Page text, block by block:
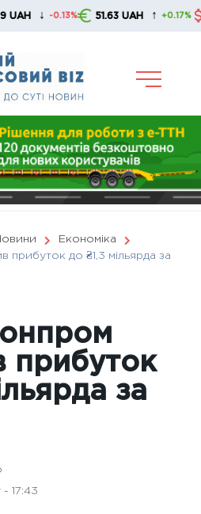
↓ -0.13% 51.63 UAH ↑ +0.17%
Економіка
до ₴1,3 мільярда за
прибуток
за
17:43